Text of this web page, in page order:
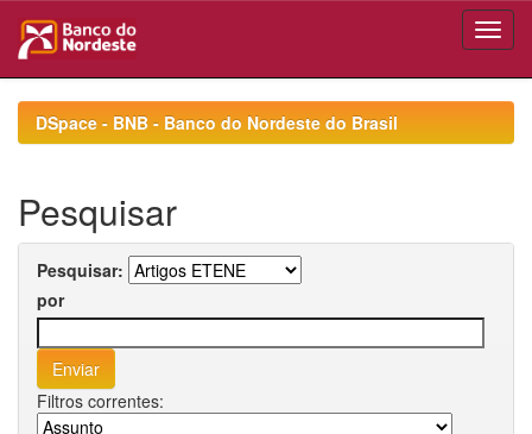
navigationDSpace - BNB - Banco do Nordeste do Brasil
Pesquisar
Pesquisar:
por
Filtros correntes: